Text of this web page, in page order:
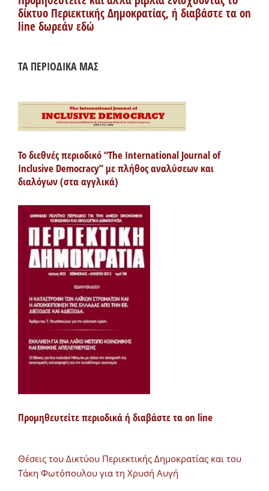
δίκτυο Περιεκτικής Δημοκρατίας, ή διαβάστε τα on
line δωρεάν εδώ
ΤΑ ΠΕΡΙΟΔΙΚΑ ΜΑΣ
Το διεθνές περιοδικό “The International Journal of
Inclusive Democracy” με πλήθος αναλύσεων και
διαλόγων (στα αγγλικά)
Προμηθευτείτε περιοδικά ή διαβάστε τα on line
Θέσεις του Δικτύου Περιεκτικής Δημοκρατίας και του
Τάκη Φωτόπουλου για τη Χρυσή Αυγή